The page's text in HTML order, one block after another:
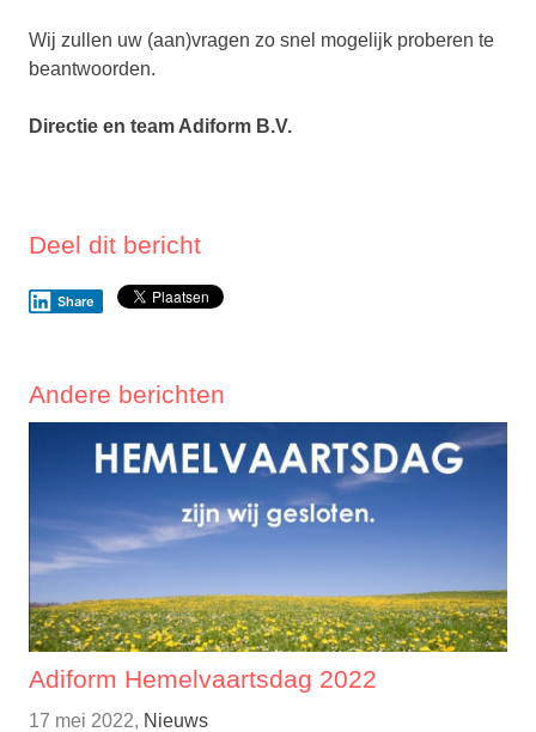
Wij zullen uw (aan)vragen zo snel mogelijk proberen te
beantwoorden.
Directie en team Adiform B.V.
Deel dit bericht
Share
Andere berichten
Adiform Hemelvaartsdag 2022
17 mei 2022, Nieuws